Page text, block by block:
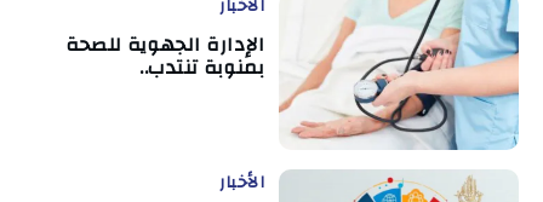
الإدارة الجهوية للصحة
بمنوبة تنتدب..
الأخبار